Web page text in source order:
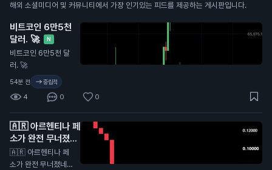
해외 소셜미디어 및 커뮤니티에서 가장 인기있는 피드를 제공하는 게시판입니다.
비트코인 6만5천
달러. 🚀
N
비트코인 6만5천 달
러. 🚀
54분 전 중립적
4 0 0
🇦🇷 아르헨티나 페
소가 완전 무너졌네.
이래서 비트코인이
있는 거지
N
🇦🇷 아르헨티나 페
소가 완전 무너졌네.